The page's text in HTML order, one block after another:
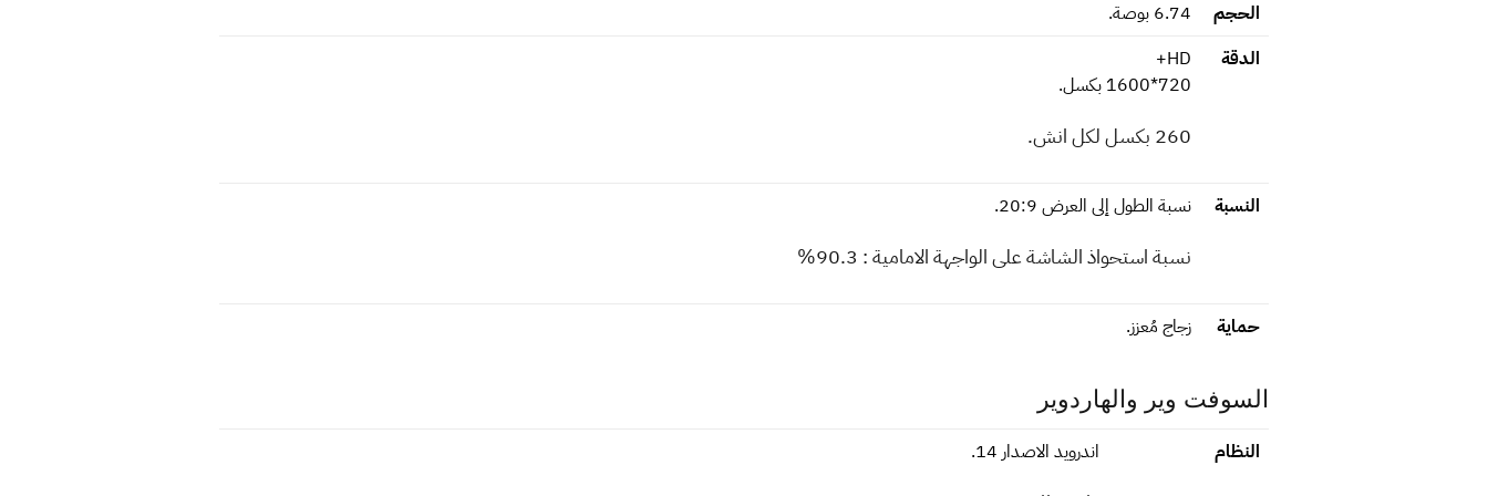
الحجم
6.74 بوصة.
الدقة
HD+
720*1600 بكسل.
260 بكسل لكل انش.
النسبة نسبة الطول إلى العرض 20:9.
نسبة استحواذ الشاشة على الواجهة الامامية : 90.3%
حماية زجاج مُعزز.
السوفت وير والهاردوير
النظام اندرويد الاصدار 14.